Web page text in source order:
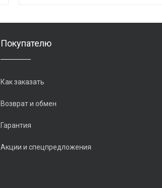
Покупателю
Как заказать
Возврат и обмен
Гарантия
Акции и спецпредложения